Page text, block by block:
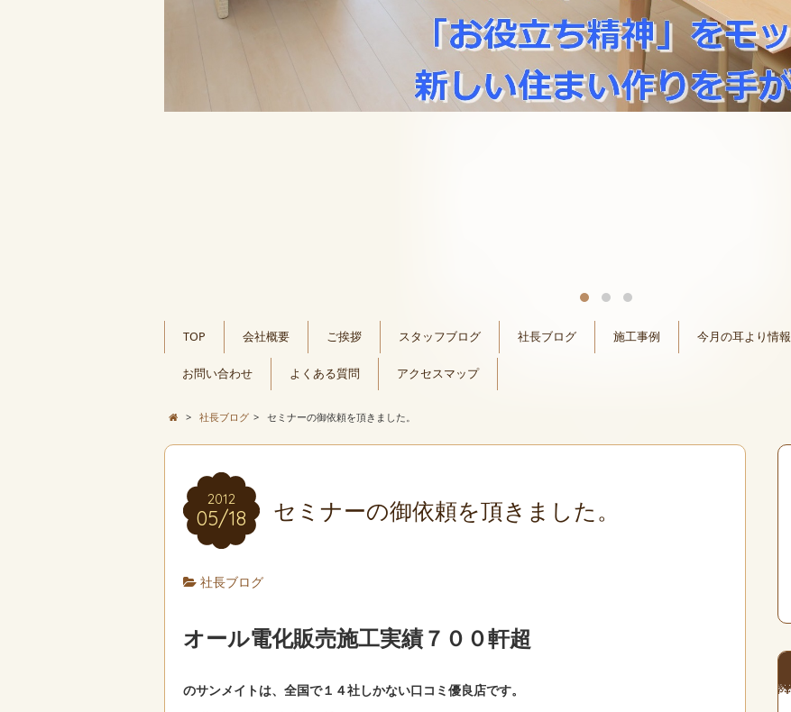
TOP 会社概要 ご挨拶 スタッフブログ 社長ブログ 施工事例 今月の耳より情報
お問い合わせ よくある質問 アクセスマップ
> 社長ブログ > セミナーの御依頼を頂きました。
2012
05/18 セミナーの御依頼を頂きました。
社長ブログ
オール電化販売施工実績７００軒超
のサンメイトは、全国で１４社しかない口コミ優良店です。